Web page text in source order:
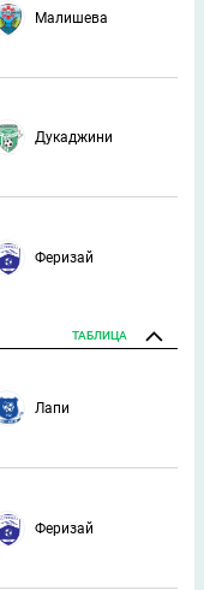
Малишева
Дукаджини
Феризай
ТАБЛИЦА
Лапи
Феризай